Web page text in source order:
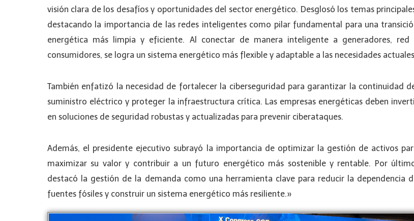
visión clara de los desafíos y oportunidades del sector energético. Desglosó los temas
destacando la importancia de las redes inteligentes como pilar fundamental para una
energética más limpia y eficiente. Al conectar de manera inteligente a generadores, red
consumidores, se logra un sistema energético más flexible y adaptable a las necesidades
También enfatizó la necesidad de fortalecer la ciberseguridad para garantizar la continuidad
suministro eléctrico y proteger la infraestructura crítica. Las empresas energéticas deben
en soluciones de seguridad robustas y actualizadas para prevenir ciberataques.
Además, el presidente ejecutivo subrayó la importancia de optimizar la gestión de activos
maximizar su valor y contribuir a un futuro energético más sostenible y rentable. Por
destacó la gestión de la demanda como una herramienta clave para reducir la dependencia
fuentes fósiles y construir un sistema energético más resiliente.»